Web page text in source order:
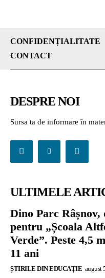
CONFIDENȚIALITATE
CONTACT
DESPRE NOI
Sursa ta de informare în
ULTIMELE
Dino Parc
pentru „Școala
Verde”. Peste 4,5
11 ani
ȘTIRILE DIN EDUCAȚIE august